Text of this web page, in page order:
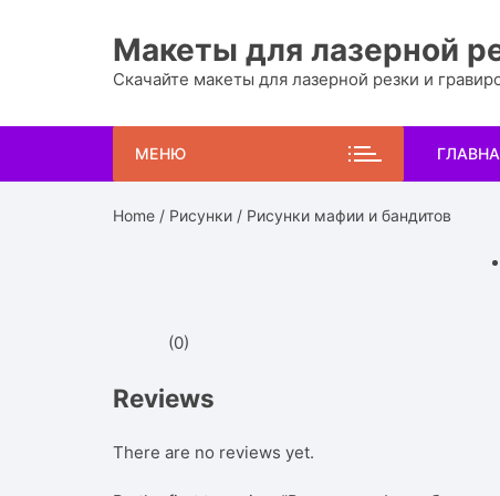
Макеты для лазерной
Скачайте макеты для лазерной резки и
МЕНЮ
Home / Рисунки / Рисунки мафии и бандитов
(0)
Reviews
There are no reviews yet.